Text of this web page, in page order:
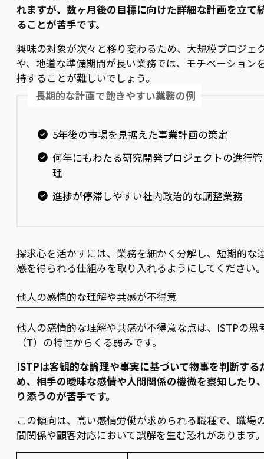
れますが、数ヶ月後の目標に向けた詳細な計画を立て
ることが苦手です。
興味の対象が次々と移り変わるため、大規模プロジェ
や、地道な準備期間が長い業務では、モチベーション
持することが難しいでしょう。
長期的な計画で飽きやすい業務の例
5年後の市場を見据えた事業計画の策定
何年にもわたる研究開発プロジェクトの進行管
理
進捗が停滞しやすい社内政治的な調整業務
探求心を活かすには、業務を細かく分解し、短期的な
感を得られる仕組みを取り入れるようにしてください
他人の感情的な理解や共感が不得意
他人の感情的な理解や共感が不得意な点は、ISTPの思
（T）の特性からくる弱みです。
ISTPは客観的な論理や事実に基づいて物事を判断する
め、相手の曖昧な感情や人間関係の機微を察知したり
り添うのが苦手です。
この傾向は、高い感情労働が求められる職種で、職場
間関係や顧客対応において誤解を生む恐れがあります